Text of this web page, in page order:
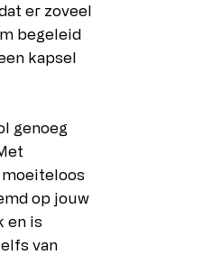
er zoveel
begeleid
kapsel
genoeg
op jouw
en is
van